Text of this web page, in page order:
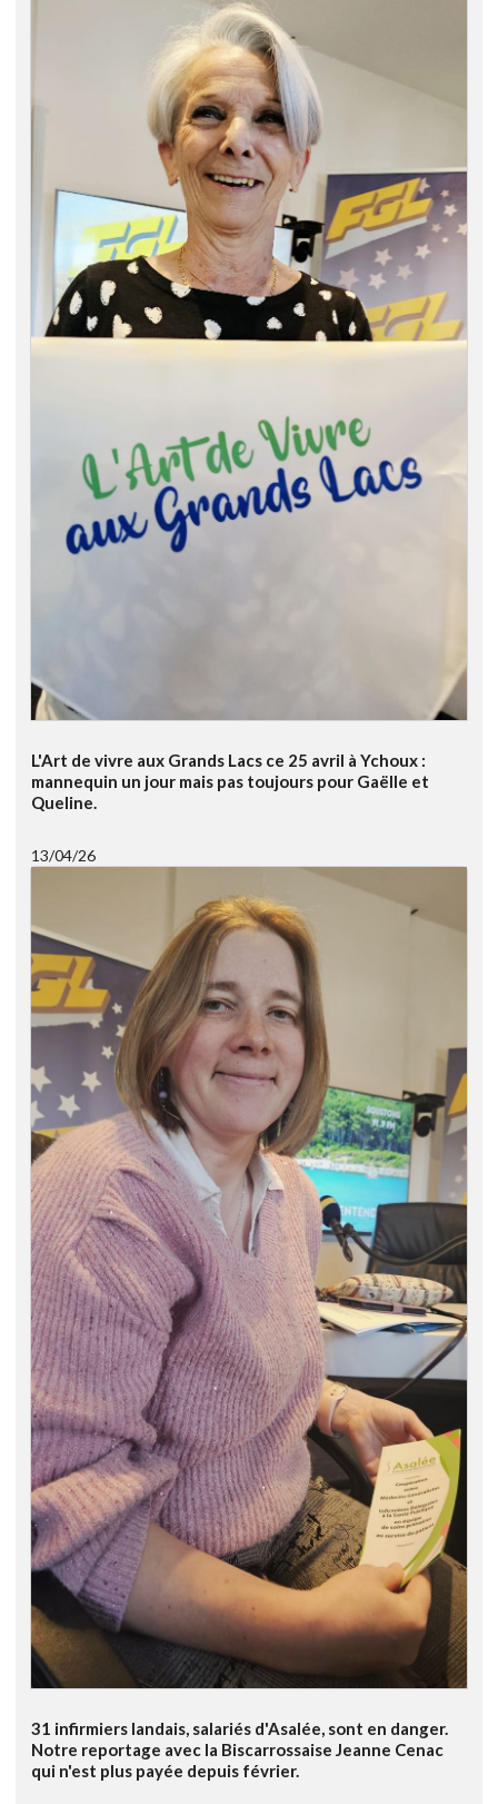
L'Art de vivre aux Grands Lacs ce 25 avril à Ychoux :
mannequin un jour mais pas toujours pour Gaëlle et
Queline.
13/04/26
31 infirmiers landais, salariés d'Asalée, sont en danger.
Notre reportage avec la Biscarrossaise Jeanne Cenac
qui n'est plus payée depuis février.